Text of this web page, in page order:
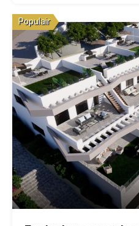
Populair